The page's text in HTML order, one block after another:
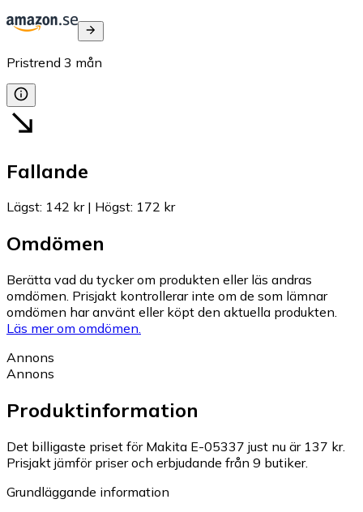
Pristrend 3 mån
Fallande
Lägst: 142 kr| Högst: 172 kr
Omdömen
Berätta vad du tycker om produkten eller läs andras
omdömen. Prisjakt kontrollerar inte om de som lämnar
omdömen har använt eller köpt den aktuella produkten.
Läs mer om omdömen.
Annons
Annons
Produktinformation
Det billigaste priset för Makita E-05337 just nu är 137 kr.
Prisjakt jämför priser och erbjudande från 9 butiker.
Grundläggande information